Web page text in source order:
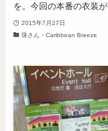
を。今回の本番の衣装が
2015年7月27日
珠さん・Caribbean Breeze